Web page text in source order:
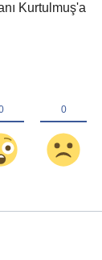
Kurtulmuş'a